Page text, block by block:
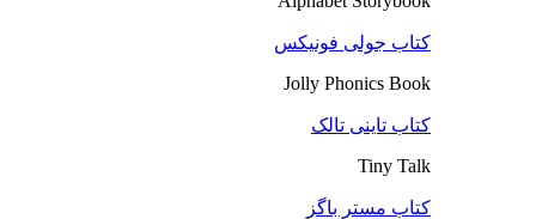
کتاب جولی فونیکس
Jolly Phonics Book
کتاب تاینی تالک
Tiny Talk
کتاب مستر باگز